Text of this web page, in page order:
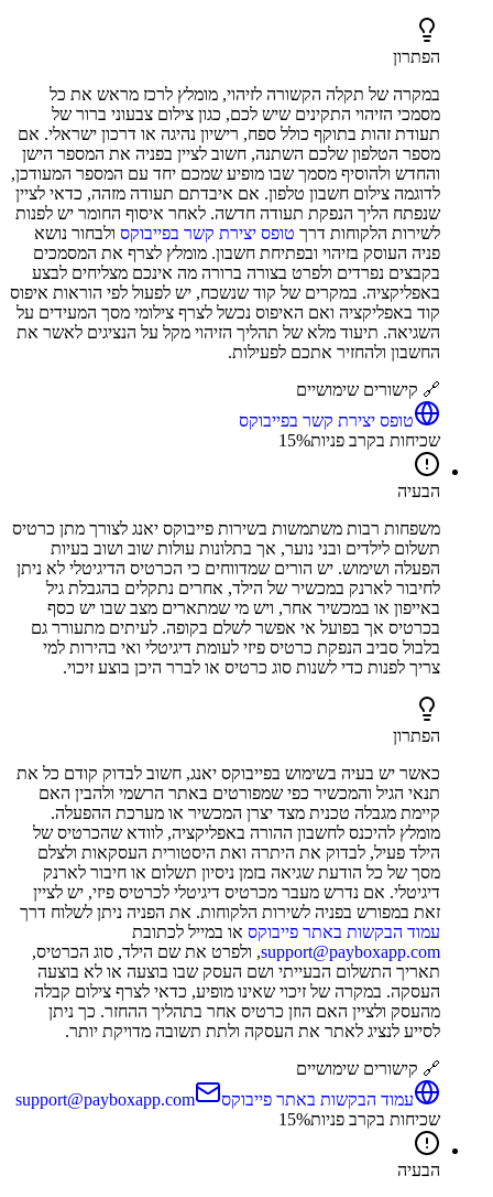
הפתרון
במקרה של תקלה הקשורה לזיהוי, מומלץ לרכז מראש את כל
מסמכי הזיהוי התקינים שיש לכם, כגון צילום צבעוני ברור של
תעודת זהות בתוקף כולל ספח, רישיון נהיגה או דרכון ישראלי. אם
מספר הטלפון שלכם השתנה, חשוב לציין בפניה את המספר הישן
והחדש ולהוסיף מסמך שבו מופיע שמכם יחד עם המספר המעודכן,
לדוגמה צילום חשבון טלפון. אם איבדתם תעודה מזהה, כדאי לציין
שנפתח הליך הנפקת תעודה חדשה. לאחר איסוף החומר יש לפנות
לשירות הלקוחות דרך טופס יצירת קשר בפייבוקס ולבחור נושא
פניה העוסק בזיהוי ובפתיחת חשבון. מומלץ לצרף את המסמכים
בקבצים נפרדים ולפרט בצורה ברורה מה אינכם מצליחים לבצע
באפליקציה. במקרים של קוד שנשכח, יש לפעול לפי הוראות איפוס
קוד באפליקציה ואם האיפוס נכשל לצרף צילומי מסך המעידים על
השגיאה. תיעוד מלא של תהליך הזיהוי מקל על הנציגים לאשר את
החשבון ולהחזיר אתכם לפעילות.
🔗 קישורים שימושיים
טופס יצירת קשר בפייבוקס
שכיחות בקרב פניות
15%
הבעיה
משפחות רבות משתמשות בשירות פייבוקס יאנג לצורך מתן כרטיס
תשלום לילדים ובני נוער, אך בתלונות עולות שוב ושוב בעיות
הפעלה ושימוש. יש הורים שמדווחים כי הכרטיס הדיגיטלי לא ניתן
לחיבור לארנק במכשיר של הילד, אחרים נתקלים בהגבלת גיל
באייפון או במכשיר אחר, ויש מי שמתארים מצב שבו יש כסף
בכרטיס אך בפועל אי אפשר לשלם בקופה. לעיתים מתעורר גם
בלבול סביב הנפקת כרטיס פיזי לעומת דיגיטלי ואי בהירות למי
צריך לפנות כדי לשנות סוג כרטיס או לברר היכן בוצע זיכוי.
הפתרון
כאשר יש בעיה בשימוש בפייבוקס יאנג, חשוב לבדוק קודם כל את
תנאי הגיל והמכשיר כפי שמפורטים באתר הרשמי ולהבין האם
קיימת מגבלה טכנית מצד יצרן המכשיר או מערכת ההפעלה.
מומלץ להיכנס לחשבון ההורה באפליקציה, לוודא שהכרטיס של
הילד פעיל, לבדוק את היתרה ואת היסטורית העסקאות ולצלם
מסך של כל הודעת שגיאה בזמן ניסיון תשלום או חיבור לארנק
דיגיטלי. אם נדרש מעבר מכרטיס דיגיטלי לכרטיס פיזי, יש לציין
זאת במפורש בפניה לשירות הלקוחות. את הפניה ניתן לשלוח דרך
עמוד הבקשות באתר פייבוקס או במייל לכתובת
support@payboxapp.com, ולפרט את שם הילד, סוג הכרטיס,
תאריך התשלום הבעייתי ושם העסק שבו בוצעה או לא בוצעה
העסקה. במקרה של זיכוי שאינו מופיע, כדאי לצרף צילום קבלה
מהעסק ולציין האם הוזן כרטיס אחר בתהליך ההחזר. כך ניתן
לסייע לנציג לאתר את העסקה ולתת תשובה מדויקת יותר.
🔗 קישורים שימושיים
עמוד הבקשות באתר פייבוקס
support@payboxapp.com
שכיחות בקרב פניות
15%
הבעיה